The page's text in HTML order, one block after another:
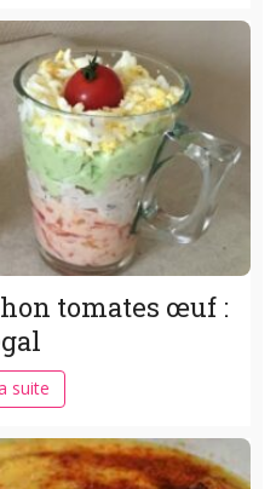
tomates œuf :
suite